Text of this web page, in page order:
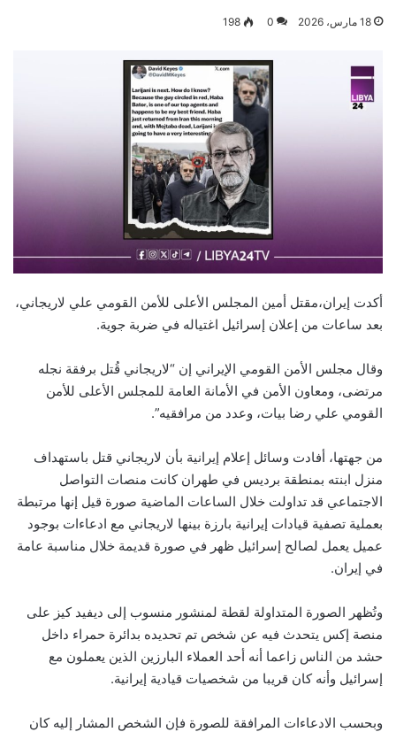
18 مارس، 2026 0
198
أكدت إيران،مقتل أمين المجلس الأعلى للأمن القومي علي لاريجاني،
بعد ساعات من إعلان إسرائيل اغتياله في ضربة جوية.
وقال مجلس الأمن القومي الإيراني إن “لاريجاني قُتل برفقة نجله
مرتضى، ومعاون الأمن في الأمانة العامة للمجلس الأعلى للأمن
القومي علي رضا بيات، وعدد من مرافقيه”.
من جهتها، أفادت وسائل إعلام إيرانية بأن لاريجاني قتل باستهداف
منزل ابنته بمنطقة برديس في طهران كانت منصات التواصل
الاجتماعي قد تداولت خلال الساعات الماضية صورة قيل إنها مرتبطة
بعملية تصفية قيادات إيرانية بارزة بينها لاريجاني مع ادعاءات بوجود
عميل يعمل لصالح إسرائيل ظهر في صورة قديمة خلال مناسبة عامة
في إيران.
وتُظهر الصورة المتداولة لقطة لمنشور منسوب إلى ديفيد كيز على
منصة إكس يتحدث فيه عن شخص تم تحديده بدائرة حمراء داخل
حشد من الناس زاعما أنه أحد العملاء البارزين الذين يعملون مع
إسرائيل وأنه كان قريبا من شخصيات قيادية إيرانية.
وبحسب الادعاءات المرافقة للصورة فإن الشخص المشار إليه كان